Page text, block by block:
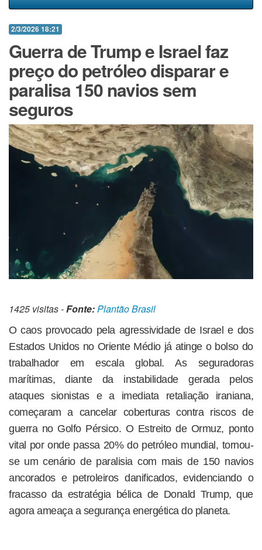
2/3/2026 18:21
Guerra de Trump e Israel faz
preço do petróleo disparar e
paralisa 150 navios sem
seguros
1425 visitas -Fonte:Plantão Brasil
O caos provocado pela agressividade de Israel e dos
Estados Unidos no Oriente Médio já atinge o bolso do
trabalhador em escala global. As seguradoras
marítimas, diante da instabilidade gerada pelos
ataques sionistas e a imediata retaliação iraniana,
começaram a cancelar coberturas contra riscos de
guerra no Golfo Pérsico. O Estreito de Ormuz, ponto
vital por onde passa 20% do petróleo mundial, tornou-
se um cenário de paralisia com mais de 150 navios
ancorados e petroleiros danificados, evidenciando o
fracasso da estratégia bélica de Donald Trump, que
agora ameaça a segurança energética do planeta.